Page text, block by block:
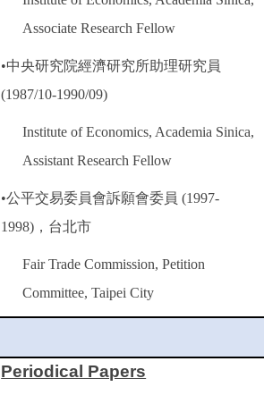
Associate Research Fellow
•中央研究院經濟研究所助理研究員
(1987/10-1990/09)
Institute of Economics, Academia Sinica,
Assistant Research Fellow
•公平交易委員會訴願會委員 (1997-
1998) ，台北市
Fair Trade Commission, Petition
Committee, Taipei City
Periodical Papers